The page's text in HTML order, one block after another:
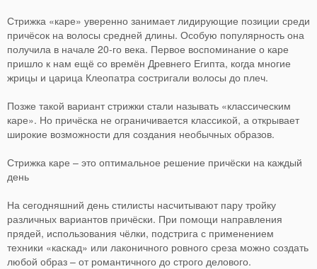
Стрижка «каре» уверенно занимает лидирующие позиции среди
причёсок на волосы средней длины. Особую популярность она
получила в начале 20-го века. Первое воспоминание о каре
пришло к нам ещё со времён Древнего Египта, когда многие
жрицы и царица Клеопатра состригали волосы до плеч.
Позже такой вариант стрижки стали называть «классическим
каре». Но причёска не ограничивается классикой, а открывает
широкие возможности для создания необычных образов.
Стрижка каре – это оптимальное решение причёски на каждый
день
На сегодняшний день стилисты насчитывают пару тройку
различных вариантов причёски. При помощи направления
прядей, использования чёлки, подстрига с применением
техники «каскад» или лаконичного ровного среза можно создать
любой образ – от романтичного до строго делового.